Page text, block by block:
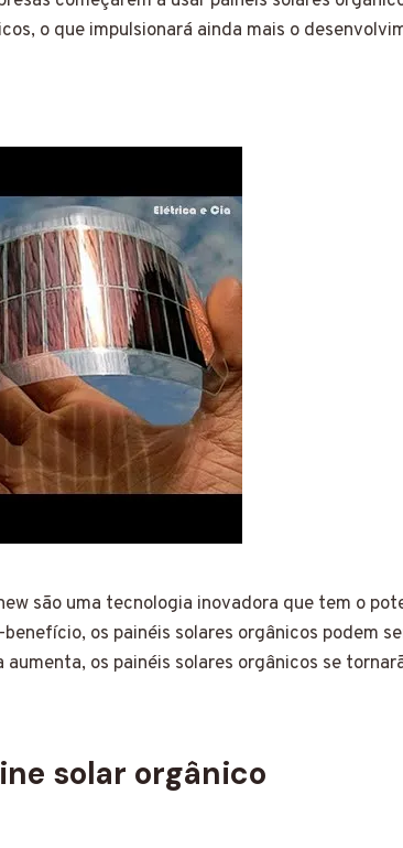
o que impulsionará ainda mais o
são uma tecnologia inovadora que tem o
os painéis solares orgânicos podem
os painéis solares orgânicos se
solar orgânico